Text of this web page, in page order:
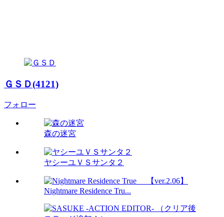
ＧＳＤ(4121)
フォロー
森の迷宮
ヤシーユＶＳサンタ２
Nightmare Residence Tru...